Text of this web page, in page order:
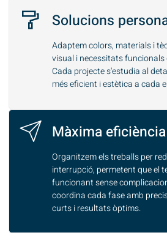
Solucions
Adaptem colors, materials i
visual i necessitats
Cada projecte s'estudia al
més eficient i estètica a cada
Màxima
Organitzem els treballs per
interrupció, permetent que el
funcionant sense
coordina cada fase amb
curts i resultats òptims.